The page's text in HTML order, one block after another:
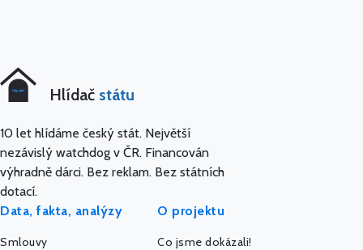
Hlídač státu
10 let hlídáme český stát. Největší
nezávislý watchdog v ČR. Financován
výhradně dárci. Bez reklam. Bez státních
dotací.
Data, fakta, analýzy
Smlouvy
O projektu
Co jsme dokázali!